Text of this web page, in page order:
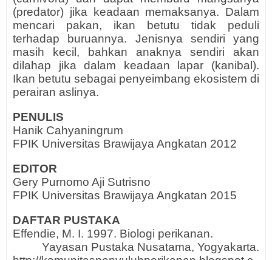
(predator) jika keadaan memaksanya. Dalam
mencari pakan, ikan betutu tidak peduli
terhadap buruannya. Jenisnya sendiri yang
masih kecil, bahkan anaknya sendiri akan
dilahap jika dalam keadaan lapar (kanibal).
Ikan betutu sebagai penyeimbang ekosistem di
perairan aslinya.
PENULIS
Hanik Cahyaningrum
FPIK Universitas Brawijaya Angkatan 2012
EDITOR
Gery Purnomo Aji Sutrisno
FPIK Universitas Brawijaya Angkatan 2015
DAFTAR PUSTAKA
Effendie, M. I. 1997. Biologi perikanan.
Yayasan Pustaka Nusatama, Yogyakarta.